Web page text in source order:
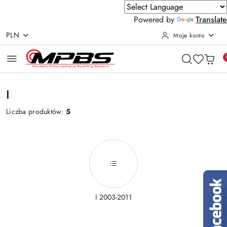
Powered by
Translate
Przejdź do treści głównej
Przejdź do wyszukiwarki
Przejdź do moje konto
Przejdź do menu głównego
Przejdź do stopki
PLN Moje konto
I
Liczba produktów:5
I 2003-2011